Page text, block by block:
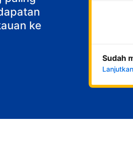
ke
Sudah